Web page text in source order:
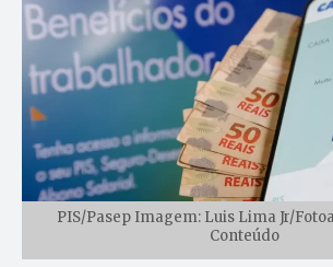
PIS/Pasep Imagem: Luis Lima Jr/
Conteúdo